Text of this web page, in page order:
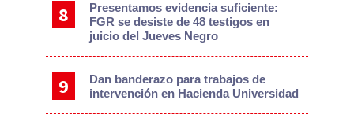
Presentamos evidencia suficiente:
FGR se desiste de 48 testigos en
juicio del Jueves Negro
Dan banderazo para trabajos de
intervención en Hacienda Universidad